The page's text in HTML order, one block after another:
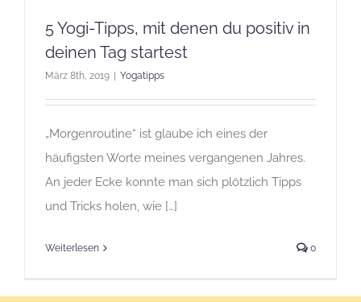
5 Yogi-Tipps, mit denen du positiv in
deinen Tag startest
März 8th, 2019 Yogatipps
„Morgenroutine“ ist glaube ich eines der
häufigsten Worte meines vergangenen Jahres.
An jeder Ecke konnte man sich plötzlich Tipps
und Tricks holen, wie […]
Weiterlesen 0